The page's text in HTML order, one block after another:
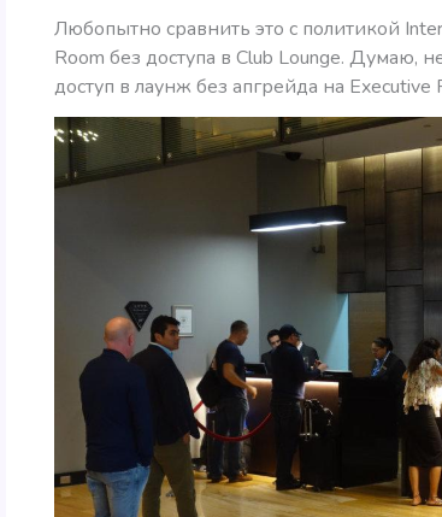
Любопытно сравнить это с политикой
Room без доступа в Club Lounge. Думаю,
доступ в лаунж без апгрейда на Executive